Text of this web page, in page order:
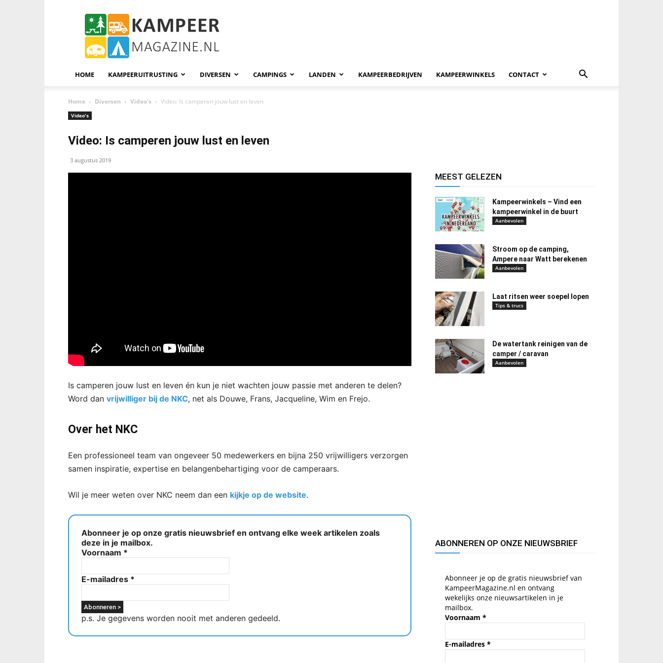
KampeerMagazine
HOME KAMPEERUITRUSTING DIVERSEN CAMPINGS LANDEN KAMPEERBEDRIJVEN KAMPEERWINKELS CONTACT
Home Diversen Video's Video: Is camperen jouw lust en leven
Video's
Video: Is camperen jouw lust en leven
3 augustus 2019
Is camperen jouw lust en leven én kun je niet wachten jouw passie met anderen te delen?
Word dan vrijwilliger bij de NKC, net als Douwe, Frans, Jacqueline, Wim en Frejo.
Over het NKC
Een professioneel team van ongeveer 50 medewerkers en bijna 250 vrijwilligers verzorgen
samen inspiratie, expertise en belangenbehartiging voor de camperaars.
Wil je meer weten over NKC neem dan een kijkje op de website.
Abonneer je op onze gratis nieuwsbrief en ontvang elke week artikelen zoals
deze in je mailbox.
Voornaam *
E-mailadres *
p.s. Je gegevens worden nooit met anderen gedeeld.
MEEST GELEZEN
Kampeerwinkels – Vind een
kampeerwinkel in de buurt
Aanbevolen
Stroom op de camping,
Ampere naar Watt berekenen
Aanbevolen
Laat ritsen weer soepel lopen
Tips & trucs
De watertank reinigen van de
camper / caravan
Aanbevolen
ABONNEREN OP ONZE NIEUWSBRIEF
Abonneer je op de gratis nieuwsbrief van
KampeerMagazine.nl en ontvang
wekelijks onze nieuwsartikelen in je
mailbox.
Voornaam *
E-mailadres *